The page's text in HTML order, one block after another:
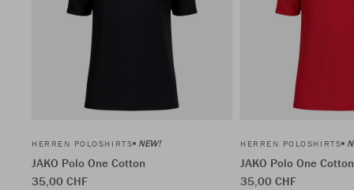
HERREN POLOSHIRTS NEW!
JAKO Polo One Cotton
35,00 CHF
HERREN POLOSHIRTS
JAKO Polo One Cotton
35,00 CHF